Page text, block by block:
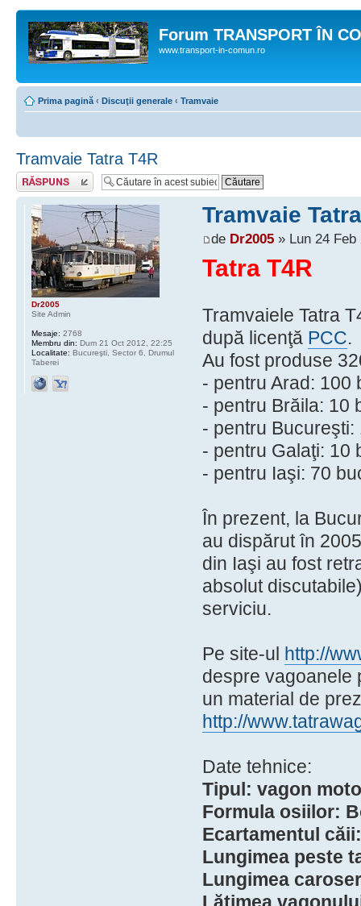
Forum TRANSPORT ÎN
www.transport-in-comun.ro
Prima pagină ‹ Discuţii generale ‹ Tramvaie
Tramvaie Tatra T4R
Răspunde
Tramvaie
de Dr2005» Lun 24 Feb
Tatra T4R
Tramvaiele Tatra
după licenţă PCC.
Au fost produse
- pentru Arad: 100
- pentru Brăila: 10
- pentru
- pentru Galaţi: 10
- pentru Iaşi: 70
În prezent, la
au dispărut în
din Iaşi au fost
absolut
serviciu.
Pe site-ul http://
despre vagoanele
un material de
http://
Date tehnice:
Tipul: vagon
Formula osiilor:
Ecartamentul
Lungimea peste
Lungimea
Dr2005
Site Admin
Mesaje: 2768
Membru din: Dum 21 Oct 2012, 22:25
Localitate: Bucureşti, Sector 6, Drumul
Taberei